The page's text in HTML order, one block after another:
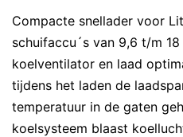
Compacte snellader voor
schuifaccu´s van 9,6 t/m
koelventilator en laad
tijdens het laden de
temperatuur in de gaten
koelsysteem blaast